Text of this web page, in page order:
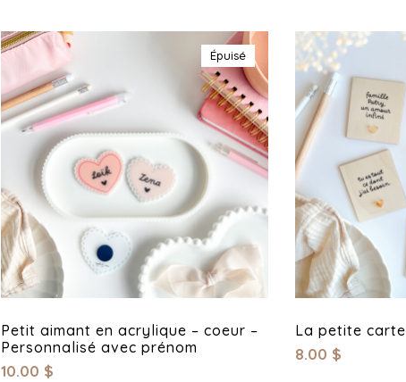
Épuisé
Petit aimant en acrylique – coeur –
Personnalisé avec prénom
10.00 $
La petite carte
8.00 $